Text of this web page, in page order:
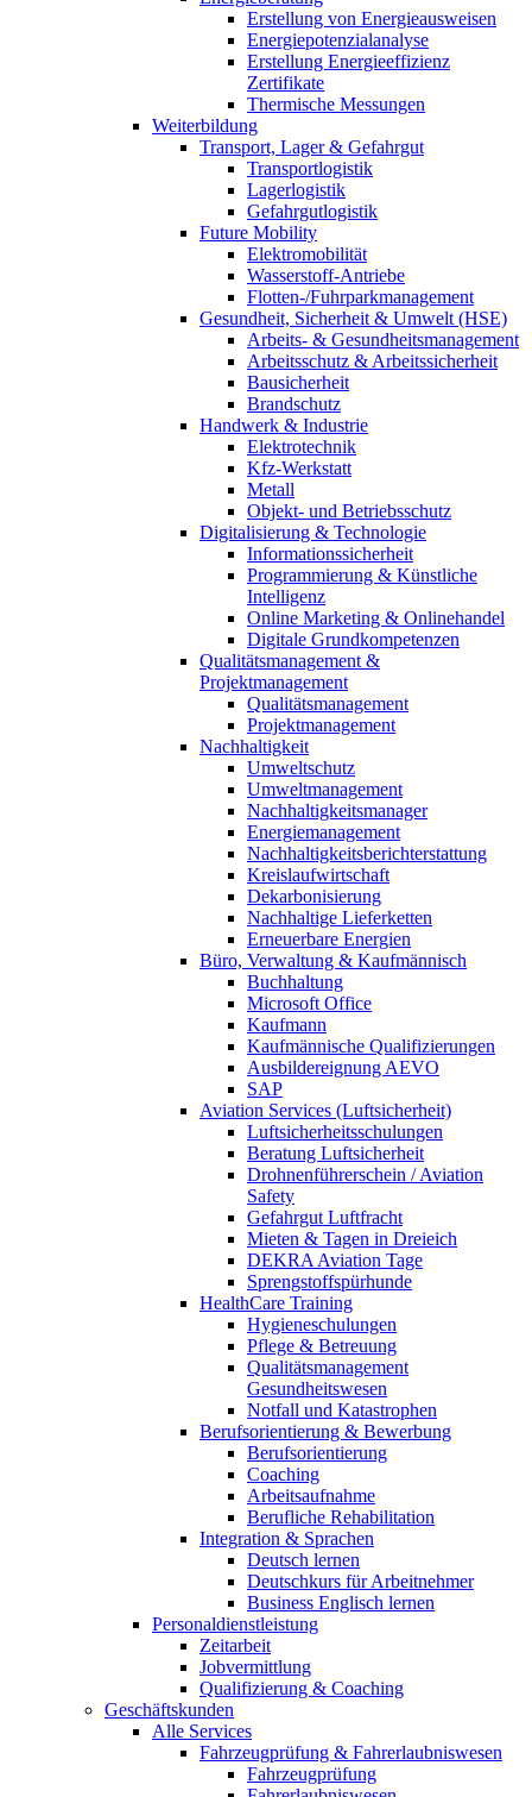
Erstellung von Energieausweisen
Energiepotenzialanalyse
Erstellung Energieeffizienz
Zertifikate
Thermische Messungen
Weiterbildung
Transport, Lager & Gefahrgut
Transportlogistik
Lagerlogistik
Gefahrgutlogistik
Future Mobility
Elektromobilität
Wasserstoff-Antriebe
Flotten-/Fuhrparkmanagement
Gesundheit, Sicherheit & Umwelt (HSE)
Arbeits- & Gesundheitsmanagement
Arbeitsschutz & Arbeitssicherheit
Bausicherheit
Brandschutz
Handwerk & Industrie
Elektrotechnik
Kfz-Werkstatt
Metall
Objekt- und Betriebsschutz
Digitalisierung & Technologie
Informationssicherheit
Programmierung & Künstliche
Intelligenz
Online Marketing & Onlinehandel
Digitale Grundkompetenzen
Qualitätsmanagement &
Projektmanagement
Qualitätsmanagement
Projektmanagement
Nachhaltigkeit
Umweltschutz
Umweltmanagement
Nachhaltigkeitsmanager
Energiemanagement
Nachhaltigkeitsberichterstattung
Kreislaufwirtschaft
Dekarbonisierung
Nachhaltige Lieferketten
Erneuerbare Energien
Büro, Verwaltung & Kaufmännisch
Buchhaltung
Microsoft Office
Kaufmann
Kaufmännische Qualifizierungen
Ausbildereignung AEVO
SAP
Aviation Services (Luftsicherheit)
Luftsicherheitsschulungen
Beratung Luftsicherheit
Drohnenführerschein / Aviation
Safety
Gefahrgut Luftfracht
Mieten & Tagen in Dreieich
DEKRA Aviation Tage
Sprengstoffspürhunde
HealthCare Training
Hygieneschulungen
Pflege & Betreuung
Qualitätsmanagement
Gesundheitswesen
Notfall und Katastrophen
Berufsorientierung & Bewerbung
Berufsorientierung
Coaching
Arbeitsaufnahme
Berufliche Rehabilitation
Integration & Sprachen
Deutsch lernen
Deutschkurs für Arbeitnehmer
Business Englisch lernen
Personaldienstleistung
Zeitarbeit
Jobvermittlung
Qualifizierung & Coaching
Geschäftskunden
Alle Services
Fahrzeugprüfung & Fahrerlaubniswesen
Fahrzeugprüfung